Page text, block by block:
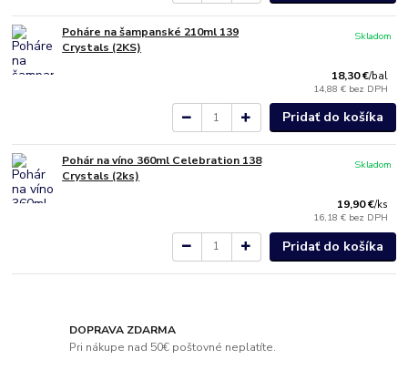
Poháre na šampanské 210ml 139
Crystals (2KS)
18,30 €/bal
14,88 € bez DPH
Skladom
Pridať do košíka
Pohár na víno 360ml Celebration 138
Crystals (2ks)
19,90 €/ks
16,18 € bez DPH
Skladom
Pridať do košíka
DOPRAVA ZDARMA
Pri nákupe nad 50€ poštovné neplatíte.